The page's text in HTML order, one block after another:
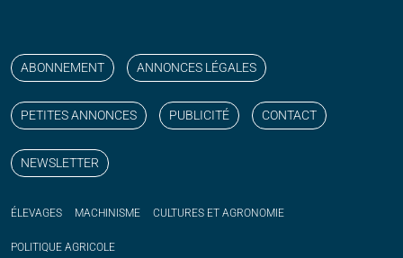
ABONNEMENT ANNONCES LÉGALES
PETITES ANNONCES PUBLICITÉ CONTACT
NEWSLETTER
ÉLEVAGES MACHINISME CULTURES ET AGRONOMIE
POLITIQUE AGRICOLE